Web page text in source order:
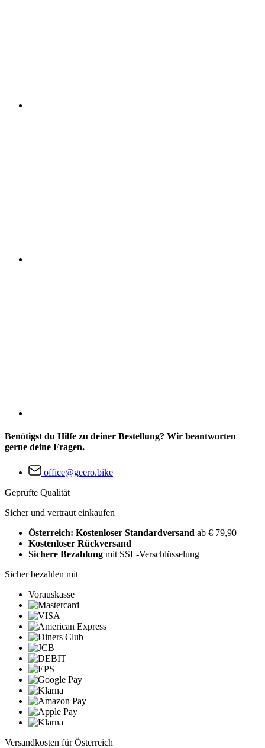
Benötigst du Hilfe zu deiner Bestellung? Wir beantworten
gerne deine Fragen.
office@geero.bike
Geprüfte Qualität
Sicher und vertraut einkaufen
Österreich: Kostenloser Standardversand ab € 79,90
Kostenloser Rückversand
Sichere Bezahlung mit SSL-Verschlüsselung
Sicher bezahlen mit
Vorauskasse
Versandkosten für Österreich